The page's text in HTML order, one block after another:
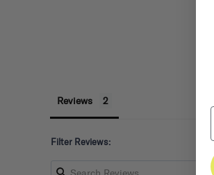
Reviews
Filter Reviews: